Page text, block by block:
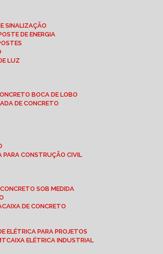
SINALIZAÇÃO
DE ENERGIA
LUZ
BOCA DE LOBO
DE CONCRETO
PARA CONSTRUÇÃO CIVIL
CONCRETO SOB MEDIDA
CAIXA DE CONCRETO
ELÉTRICA PARA PROJETOS
CAIXA ELÉTRICA INDUSTRIAL